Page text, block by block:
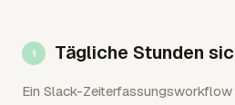
Tägliche Stunden
Ein Slack-Zeiterfassungsworkflow